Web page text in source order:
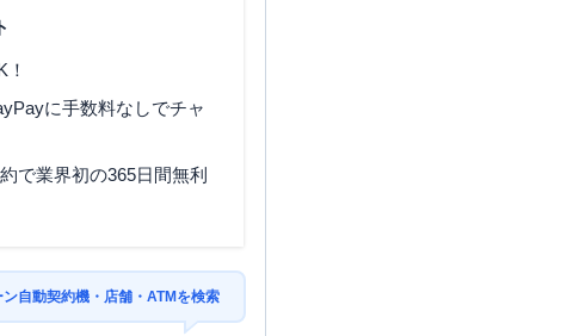
に手数料なしでチャ
で業界初の365日間無利
自動契約機・店舗・ATMを検索